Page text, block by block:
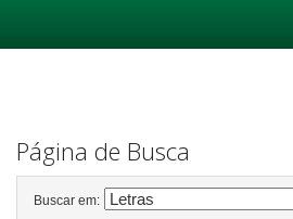
Página de Busca
Buscar em: